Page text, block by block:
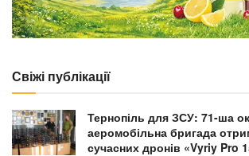
Свіжі публікації
Тернопіль для ЗСУ: 71-ша
аеромобільна бригада
сучасних дронів «Vyriy Pro